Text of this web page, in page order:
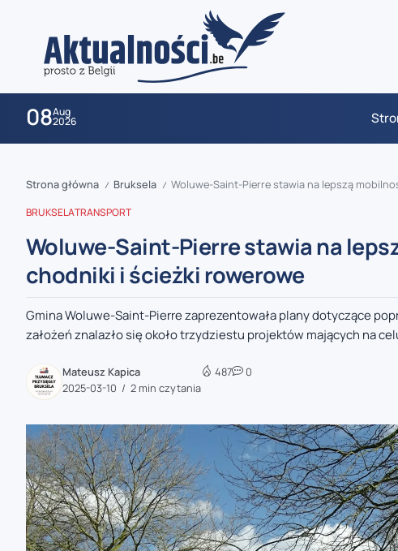
08Aug
2026
zaobserwuj nas
zaobserwuj nas
zaobserwuj nas
zaobserwuj nas
zaobserwuj nas
Strona główna / Bruksela / Woluwe-Saint-Pierre stawia na lepszą
BRUKSELATRANSPORT
Woluwe-Saint-Pierre stawia na
chodniki i ścieżki rowerowe
Gmina Woluwe-Saint-Pierre zaprezentowała plany dotyczące
założeń znalazło się około trzydziestu projektów mających na
Mateusz Kapica
2025-03-10
2 min czytania
487 0